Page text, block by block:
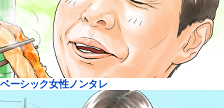
ベーシック女性ノンタレ